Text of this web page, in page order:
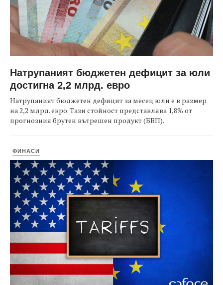
Натрупаният бюджетен дефицит за юли
достигна 2,2 млрд. евро
Натрупаният бюджетен дефицит за месец юли е в размер
на 2,2 млрд. евро. Тази стойност представлява 1,8% от
прогнозния брутен вътрешен продукт (БВП).
ФИНАСИ